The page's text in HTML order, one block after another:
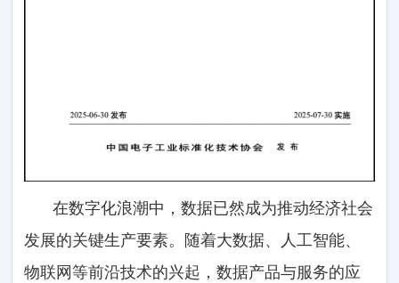
在数字化浪潮中，数据已然成为推动经济社会
发展的关键生产要素。随着大数据、人工智能、
物联网等前沿技术的兴起，数据产品与服务的应